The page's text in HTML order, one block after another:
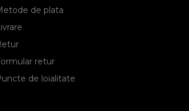
de plata
retur
de loialitate